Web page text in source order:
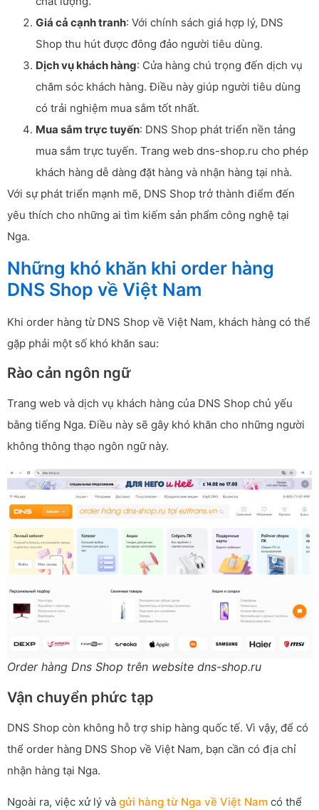
Giá cả cạnh tranh: Với chính sách giá hợp lý, DNS
Shop thu hút được đông đảo người tiêu dùng.
Dịch vụ khách hàng: Cửa hàng chú trọng đến dịch vụ
chăm sóc khách hàng. Điều này giúp người tiêu dùng
có trải nghiệm mua sắm tốt nhất.
Mua sắm trực tuyến: DNS Shop phát triển nền tảng
mua sắm trực tuyến. Trang web dns-shop.ru cho phép
khách hàng dễ dàng đặt hàng và nhận hàng tại nhà.
Với sự phát triển mạnh mẽ, DNS Shop trở thành điểm đến
yêu thích cho những ai tìm kiếm sản phẩm công nghệ tại
Nga.
Những khó khăn khi order hàng
DNS Shop về Việt Nam
Khi order hàng từ DNS Shop về Việt Nam, khách hàng có thể
gặp phải một số khó khăn sau:
Rào cản ngôn ngữ
Trang web và dịch vụ khách hàng của DNS Shop chủ yếu
bằng tiếng Nga. Điều này sẽ gây khó khăn cho những người
không thông thạo ngôn ngữ này.
Order hàng Dns Shop trên website dns-shop.ru
Vận chuyển phức tạp
DNS Shop còn không hỗ trợ ship hàng quốc tế. Vì vậy, để có
thể order hàng DNS Shop về Việt Nam, bạn cần có địa chỉ
nhận hàng tại Nga.
Ngoài ra, việc xử lý và gửi hàng từ Nga về Việt Nam có thể